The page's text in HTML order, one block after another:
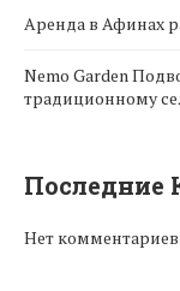
Аренда в Афинах
Nemo Garden
традиционному
Последние
Нет